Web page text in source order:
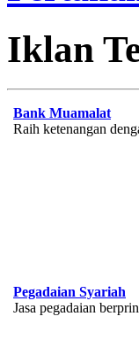
Iklan
Bank Muamalat
Raih ketenangan
Pegadaian Syariah
Jasa pegadaian